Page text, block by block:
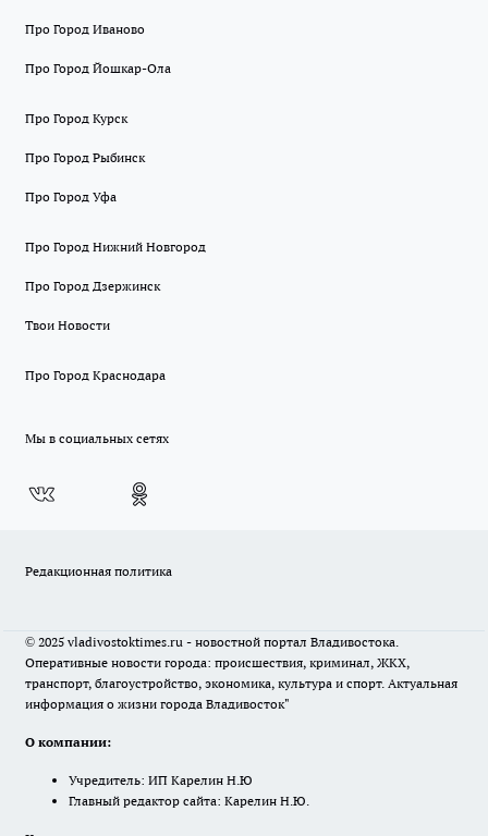
Про Город Иваново
Про Город Йошкар-Ола
Про Город Курск
Про Город Рыбинск
Про Город Уфа
Про Город Нижний Новгород
Про Город Дзержинск
Твои Новости
Про Город Краснодара
Мы в социальных сетях
Редакционная политика
© 2025 vladivostoktimes.ru - новостной портал Владивостока.
Оперативные новости города: происшествия, криминал, ЖКХ,
транспорт, благоустройство, экономика, культура и спорт. Актуальная
информация о жизни города Владивосток"
О компании:
Учредитель: ИП Карелин Н.Ю
Главный редактор сайта: Карелин Н.Ю.